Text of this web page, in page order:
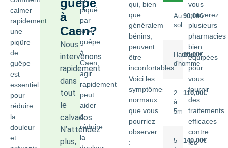
calmer
rapidement
une
piqûre
de
guêpe
est
essentiel
pour
réduire
la
douleur
et
guêpe
à
Caen?
Nous
intervenons
rapidement
dans
tout
le
calvados.
N’attendez
plus,
piqué
par
une
guêpe
à
Caen,
agir
rapidement
peut
aider
à
réduire
la
qui, bien
que
généralement
bénins,
peuvent
être
inconfortables.
Voici les
symptômes
normaux
que vous
pourriez
observer
:
Au
sol
90,00€
Hauteur
d'homme
90,00€
2
à
5m
110,00€
5
140,00€
vous
trouverez
plusieurs
pharmacies
bien
équipées
pour
vous
fournir
des
traitements
efficaces
contre
les